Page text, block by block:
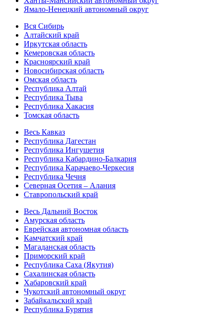
Ямало-Ненецкий автономный округ
Вся Сибирь
Алтайский край
Иркутская область
Кемеровская область
Красноярский край
Новосибирская область
Омская область
Республика Алтай
Республика Тыва
Республика Хакасия
Томская область
Весь Кавказ
Республика Дагестан
Республика Ингушетия
Республика Кабардино-Балкария
Республика Карачаево-Черкесия
Республика Чечня
Северная Осетия – Алания
Ставропольский край
Весь Дальний Восток
Амурская область
Еврейская автономная область
Камчатский край
Магаданская область
Приморский край
Республика Саха (Якутия)
Сахалинская область
Хабаровский край
Чукотский автономный округ
Забайкальский край
Республика Бурятия